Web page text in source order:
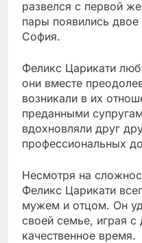
развелся с первой
пары появились
София.
Феликс Царикати
они вместе
возникали в их
преданными
вдохновляли друг
профессиональных
Несмотря на
Феликс Царикати
мужем и отцом. Он
своей семье, играя
качественное время.